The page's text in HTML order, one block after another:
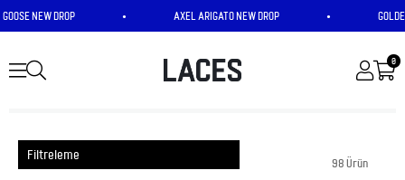
NEW DROP AXEL ARIGATO NEW DROP GOLDEN
0
Filtreleme
98 Ürün